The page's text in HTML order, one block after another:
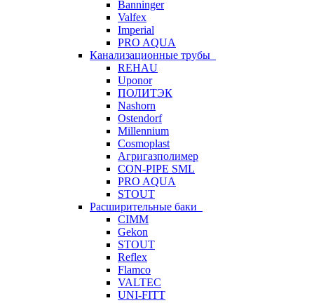
Banninger
Valfex
Imperial
PRO AQUA
Канализационные трубы
REHAU
Uponor
ПОЛИТЭК
Nashorn
Ostendorf
Millennium
Cosmoplast
Агригазполимер
CON-PIPE SML
PRO AQUA
STOUT
Расширительные баки
CIMM
Gekon
STOUT
Reflex
Flamco
VALTEC
UNI-FITT